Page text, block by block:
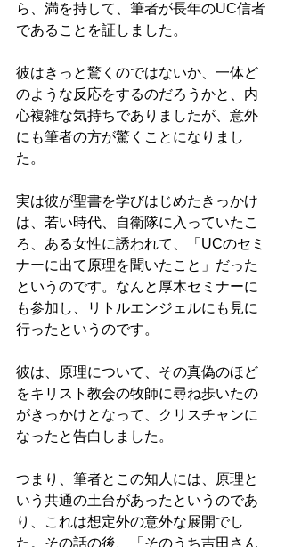
ら、満を持して、筆者が長年のUC信者
であることを証しました。
彼はきっと驚くのではないか、一体ど
のような反応をするのだろうかと、内
心複雑な気持ちでありましたが、意外
にも筆者の方が驚くことになりまし
た。
実は彼が聖書を学びはじめたきっかけ
は、若い時代、自衛隊に入っていたこ
ろ、ある女性に誘われて、「UCのセミ
ナーに出て原理を聞いたこと」だった
というのです。なんと厚木セミナーに
も参加し、リトルエンジェルにも見に
行ったというのです。
彼は、原理について、その真偽のほど
をキリスト教会の牧師に尋ね歩いたの
がきっかけとなって、クリスチャンに
なったと告白しました。
つまり、筆者とこの知人には、原理と
いう共通の土台があったというのであ
り、これは想定外の意外な展開でし
た。その話の後、「そのうち吉田さん